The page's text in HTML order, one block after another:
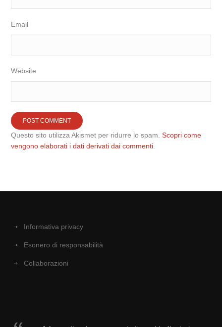
Email
Website
Questo sito utilizza Akismet per ridurre lo spam.Scopri come
vengono elaborati i dati derivati dai commenti
Informativa privacy
Esonero di responsabilità
Collaborazioni